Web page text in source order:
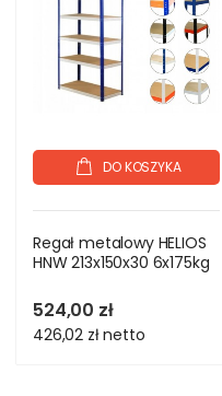
DO KOSZYKA
Regał metalowy HELIOS
HNW 213x150x30 6x175kg
524,00 zł
426,02 złnetto